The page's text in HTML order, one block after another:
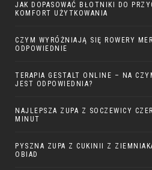
JAK DOPASOWAĆ BŁOTNIKI DO
KOMFORT UŻYTKOWANIA
CZYM WYRÓŻNIAJĄ SIĘ ROWERY
ODPOWIEDNIE
TERAPIA GESTALT ONLINE – NA
JEST ODPOWIEDNIA?
NAJLEPSZA ZUPA Z SOCZEWICY
MINUT
PYSZNA ZUPA Z CUKINII Z
OBIAD